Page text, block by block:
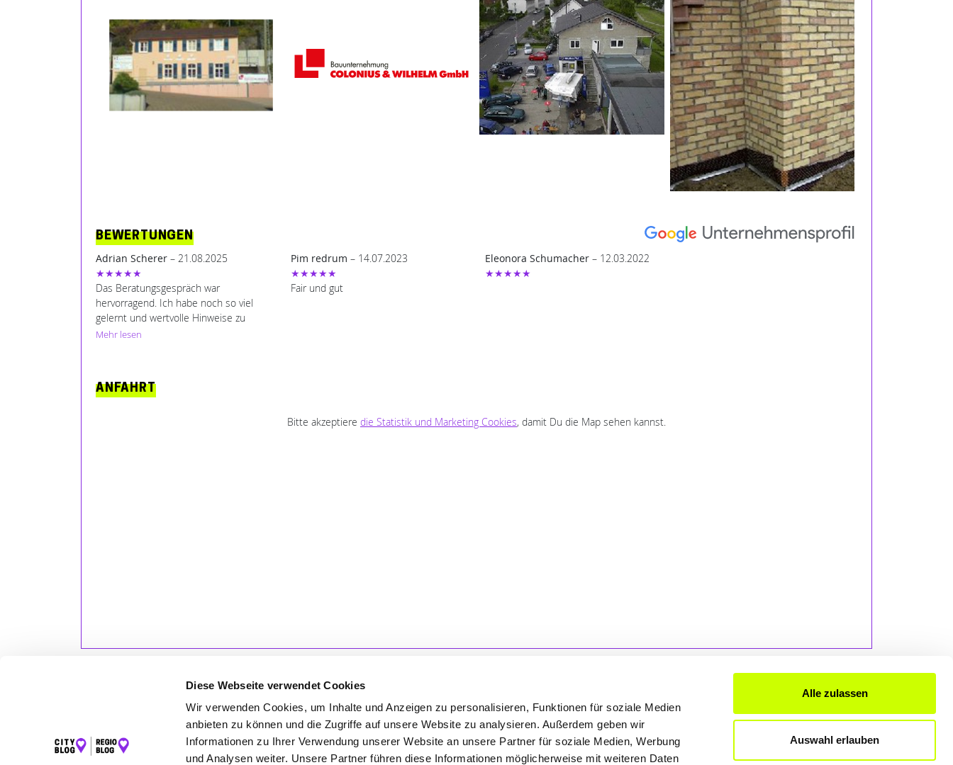
Diese Webseite verwendet Cookies
Wir verwenden Cookies, um Inhalte und Anzeigen zu personalisieren, Funktionen für soziale Medien
anbieten zu können und die Zugriffe auf unsere Website zu analysieren. Außerdem geben wir
Informationen zu Ihrer Verwendung unserer Website an unsere Partner für soziale Medien, Werbung
und Analysen weiter. Unsere Partner führen diese Informationen möglicherweise mit weiteren Daten
Alle zulassen
Auswahl erlauben
BEWERTUNGEN
Adrian Scherer – 21.08.2025
★★★★★
Das Beratungsgespräch war
hervorragend. Ich habe noch so viel
gelernt und wertvolle Hinweise zu
meinem Projekt erhalten. Herr Wilhelm
Mehr lesen
Pim redrum – 14.07.2023
★★★★★
Fair und gut
Eleonora Schumacher – 12.03.2022
★★★★★
ANFAHRT
Bitte akzeptiere die Statistik und Marketing Cookies, damit Du die Map sehen kannst.
LET'S CONNECT SERVICE FÜR UNTERNEHMER